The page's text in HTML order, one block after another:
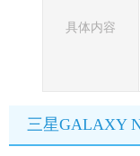
具体内容
三星GALAXY